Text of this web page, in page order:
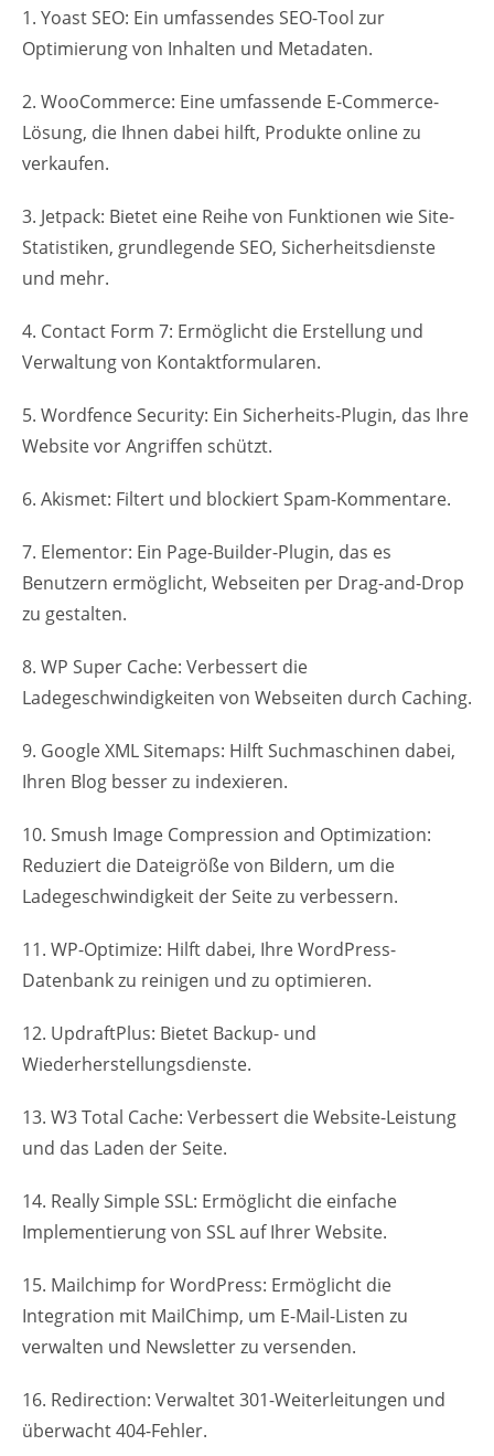
1. Yoast SEO: Ein umfassendes SEO-Tool zur
Optimierung von Inhalten und Metadaten.
2. WooCommerce: Eine umfassende E-Commerce-
Lösung, die Ihnen dabei hilft, Produkte online zu
verkaufen.
3. Jetpack: Bietet eine Reihe von Funktionen wie Site-
Statistiken, grundlegende SEO, Sicherheitsdienste
und mehr.
4. Contact Form 7: Ermöglicht die Erstellung und
Verwaltung von Kontaktformularen.
5. Wordfence Security: Ein Sicherheits-Plugin, das Ihre
Website vor Angriffen schützt.
6. Akismet: Filtert und blockiert Spam-Kommentare.
7. Elementor: Ein Page-Builder-Plugin, das es
Benutzern ermöglicht, Webseiten per Drag-and-Drop
zu gestalten.
8. WP Super Cache: Verbessert die
Ladegeschwindigkeiten von Webseiten durch Caching.
9. Google XML Sitemaps: Hilft Suchmaschinen dabei,
Ihren Blog besser zu indexieren.
10. Smush Image Compression and Optimization:
Reduziert die Dateigröße von Bildern, um die
Ladegeschwindigkeit der Seite zu verbessern.
11. WP-Optimize: Hilft dabei, Ihre WordPress-
Datenbank zu reinigen und zu optimieren.
12. UpdraftPlus: Bietet Backup- und
Wiederherstellungsdienste.
13. W3 Total Cache: Verbessert die Website-Leistung
und das Laden der Seite.
14. Really Simple SSL: Ermöglicht die einfache
Implementierung von SSL auf Ihrer Website.
15. Mailchimp for WordPress: Ermöglicht die
Integration mit MailChimp, um E-Mail-Listen zu
verwalten und Newsletter zu versenden.
16. Redirection: Verwaltet 301-Weiterleitungen und
überwacht 404-Fehler.